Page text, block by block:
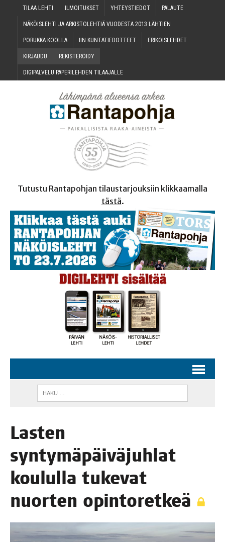
TILAA LEH­TI ILMOI­TUK­SET YHTEYS­TIE­DOT PALAU­TE
NÄKÖIS­LEH­TI JA ARKIS­TO­LEH­TIÄ VUO­DES­TA 2013 LÄHTIEN
PORUK­KA KOOLLA IIN KUN­TA­TIE­DOT­TEET ERI­KOIS­LEH­DET
KIR­JAU­DU REKIS­TE­RÖI­DY
DIGI­PAL­VE­LU PAPE­RI­LEH­DEN TILAAJALLE
Tutustu Rantapohjan tilaustarjouksiin klikkaamalla
tästä.
Las­ten
syn­ty­mä­päi­vä­juh­lat
kou­lul­la tuke­vat
nuor­ten opintoretkeä